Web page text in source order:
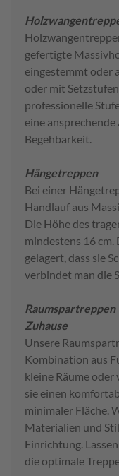
gefertigte
eingestemmt oder
oder mit
professionelle
eine
Begehbarkeit.
Hängetreppen
Bei einer
Handlauf aus
Die Höhe des
mindestens 16 cm.
gelagert, dass sie
verbindet man die
Raumspartreppen
Zuhause
Unsere
Kombination aus
kleine Räume
sie einen
minimaler Fläche.
Materialien und
Einrichtung.
die optimale